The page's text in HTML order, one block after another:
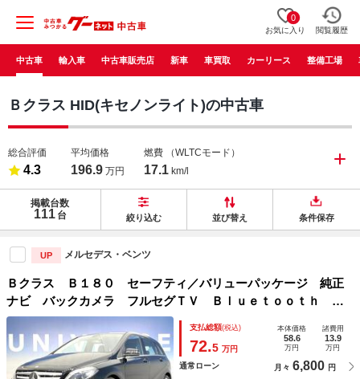
0
お気に入り 閲覧履歴
中古車 輸入車 中古車販売店 新車 車買取 カーリース 整備工場
Ｂクラス HID(キセノンライト)の中古車
総合評価
4.3
平均価格
196.9 万円
燃費 （WLTCモード）
17.1 km/l
掲載台数
111 台 絞り込む 並び替え 条件保存
UP メルセデス・ベンツ
Ｂクラス Ｂ１８０ セーフティ／バリューパッケージ 純正
ナビ バックカメラ フルセグＴＶ Ｂｌｕｅｔｏｏｔｈ 禁
煙車 ＨＩＤヘッドライト 純正１６インチアルミホイール
ブラインドスポットアシスト ディストロニックプラス
支払総額(税込)
72.5 万円
本体価格
58.6
万円
諸費用
13.9
万円
通常ローン 月々 6,800 円